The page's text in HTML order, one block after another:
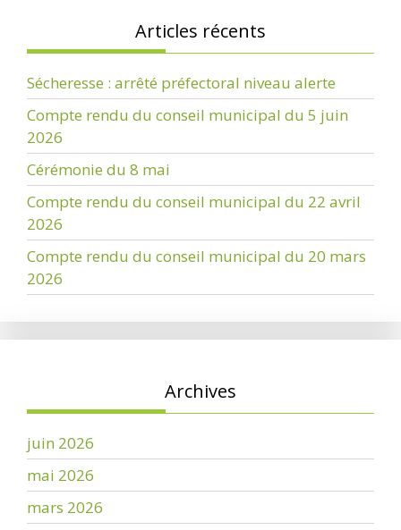
Articles récents
Sécheresse : arrêté préfectoral niveau alerte
Compte rendu du conseil municipal du 5 juin
2026
Cérémonie du 8 mai
Compte rendu du conseil municipal du 22 avril
2026
Compte rendu du conseil municipal du 20 mars
2026
Archives
juin 2026
mai 2026
mars 2026